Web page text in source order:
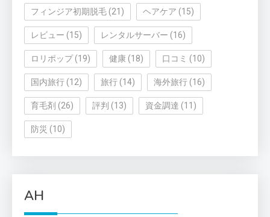
フィンジア初期脱毛 (21) ヘアケア (15)
レビュー (15) レンタルサーバー (16)
ロリポップ(19) 健康 (18) 口コミ (10)
国内旅行 (12) 旅行 (14) 海外旅行 (16)
育毛剤 (26) 評判 (13) 資金調達 (11)
防災 (10)
AH